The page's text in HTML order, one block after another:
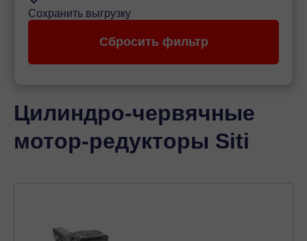
Цилиндро-червячные
мотор-редукторы Siti